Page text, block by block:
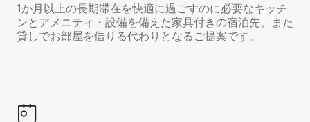
1か月以上の長期滞在を快適に過ごすのに必要なキッチ
ンとアメニティ・設備を備えた家具付きの宿泊先。また
貸しでお部屋を借りる代わりとなるご提案です。